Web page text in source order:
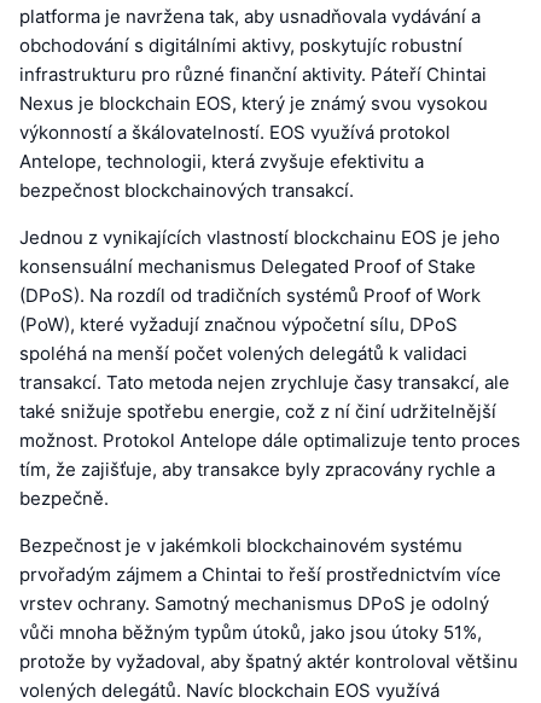
platforma je navržena tak, aby usnadňovala vydávání a
obchodování s digitálními aktivy, poskytujíc robustní
infrastrukturu pro různé finanční aktivity. Páteří Chintai
Nexus je blockchain EOS, který je známý svou vysokou
výkonností a škálovatelností. EOS využívá protokol
Antelope, technologii, která zvyšuje efektivitu a
bezpečnost blockchainových transakcí.
Jednou z vynikajících vlastností blockchainu EOS je jeho
konsensuální mechanismus Delegated Proof of Stake
(DPoS). Na rozdíl od tradičních systémů Proof of Work
(PoW), které vyžadují značnou výpočetní sílu, DPoS
spoléhá na menší počet volených delegátů k validaci
transakcí. Tato metoda nejen zrychluje časy transakcí, ale
také snižuje spotřebu energie, což z ní činí udržitelnější
možnost. Protokol Antelope dále optimalizuje tento proces
tím, že zajišťuje, aby transakce byly zpracovány rychle a
bezpečně.
Bezpečnost je v jakémkoli blockchainovém systému
prvořadým zájmem a Chintai to řeší prostřednictvím více
vrstev ochrany. Samotný mechanismus DPoS je odolný
vůči mnoha běžným typům útoků, jako jsou útoky 51%,
protože by vyžadoval, aby špatný aktér kontroloval většinu
volených delegátů. Navíc blockchain EOS využívá